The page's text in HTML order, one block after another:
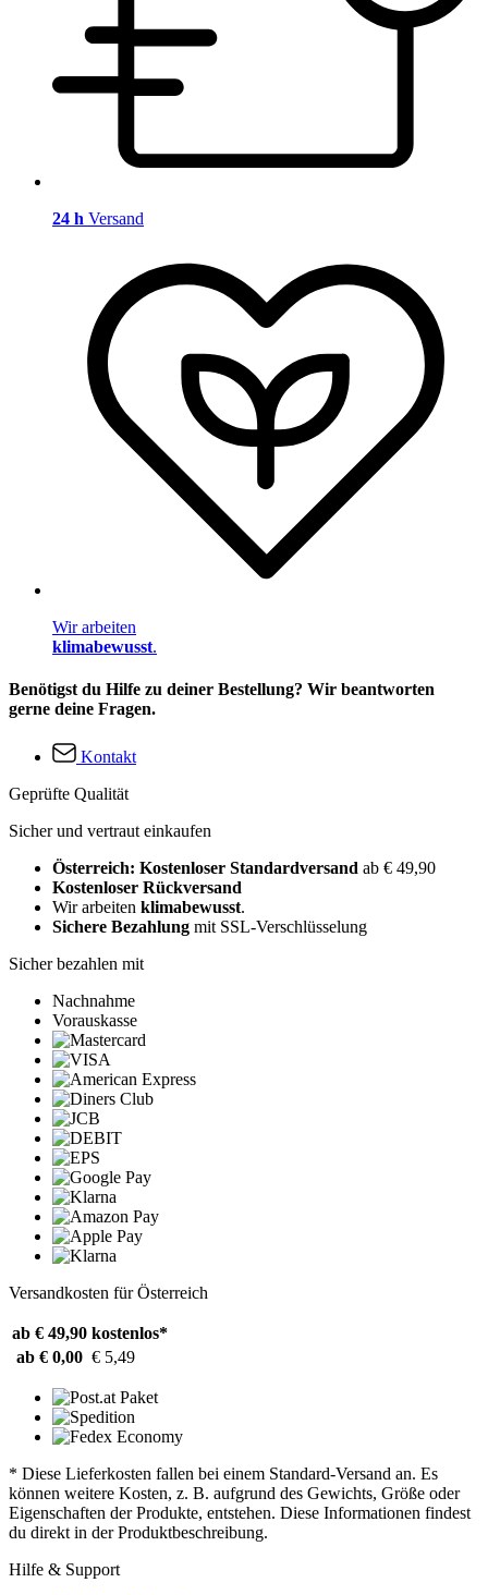
24 h Versand
Wir arbeiten
klimabewusst.
Benötigst du Hilfe zu deiner Bestellung? Wir beantworten
gerne deine Fragen.
Kontakt
Geprüfte Qualität
Sicher und vertraut einkaufen
Österreich: Kostenloser Standardversand ab € 49,90
Kostenloser Rückversand
Wir arbeiten klimabewusst.
Sichere Bezahlung mit SSL-Verschlüsselung
Sicher bezahlen mit
Nachnahme
Vorauskasse
Versandkosten für Österreich
ab € 49,90 kostenlos*
ab € 0,00 € 5,49
* Diese Lieferkosten fallen bei einem Standard-Versand an. Es
können weitere Kosten, z. B. aufgrund des Gewichts, Größe oder
Eigenschaften der Produkte, entstehen. Diese Informationen findest
du direkt in der Produktbeschreibung.
Hilfe & Support